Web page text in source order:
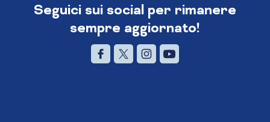
Seguici sui social per rimanere
sempre aggiornato!